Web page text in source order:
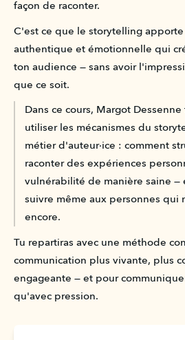
façon de raconter.
C'est ce que le storytelling
authentique et émotionnelle qui
ton audience — sans avoir
que ce soit.
Dans ce cours, Margot
utiliser les mécanismes du
métier d'auteur·ice : comment
raconter des expériences
vulnérabilité de manière saine —
suivre même aux personnes qui
encore.
Tu repartiras avec une méthode
communication plus vivante, plus
engageante — et pour
qu'avec pression.